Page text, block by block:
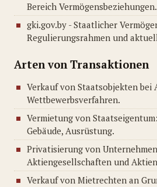
Bereich Vermögensbeziehungen.
gki.gov.by - Staatlicher
Regulierungsrahmen und
Arten von Transaktionen
Verkauf von Staatsobjekten bei
Wettbewerbsverfahren.
Vermietung von
Gebäude, Ausrüstung.
Privatisierung von
Aktiengesellschaften und
Verkauf von Mietrechten an